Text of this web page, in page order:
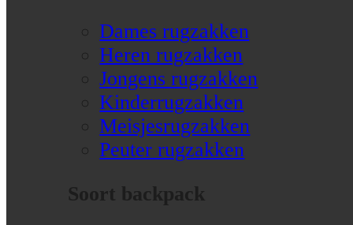
Dames rugzakken
Heren rugzakken
Jongens rugzakken
Kinderrugzakken
Meisjesrugzakken
Peuter rugzakken
Soort backpack